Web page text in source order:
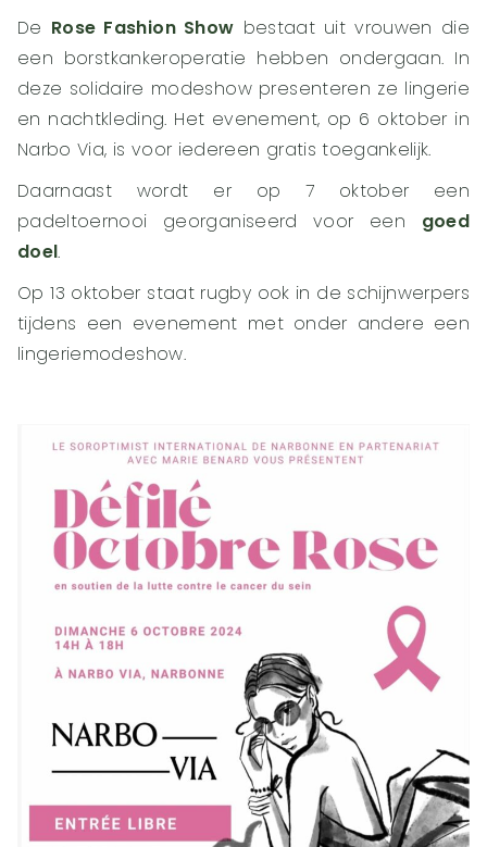
De Rose Fashion Show bestaat uit vrouwen die
een borstkankeroperatie hebben ondergaan. In
deze solidaire modeshow presenteren ze lingerie
en nachtkleding. Het evenement, op 6 oktober in
Narbo Via, is voor iedereen gratis toegankelijk.
Daarnaast wordt er op 7 oktober een
padeltoernooi georganiseerd voor een goed
doel.
Op 13 oktober staat rugby ook in de schijnwerpers
tijdens een evenement met onder andere een
lingeriemodeshow.